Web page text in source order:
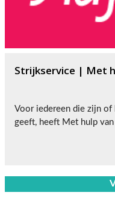
Strijkservice | Met
Voor iedereen die zijn of
geeft, heeft Met hulp